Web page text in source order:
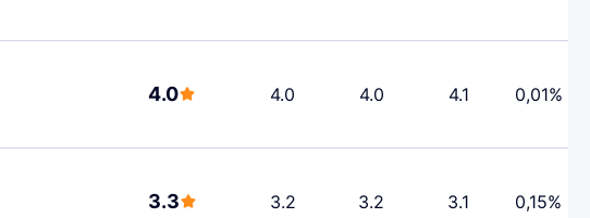
4.0 4.0 4.0 4.1 0,01%
3.3 3.2 3.2 3.1 0,15%